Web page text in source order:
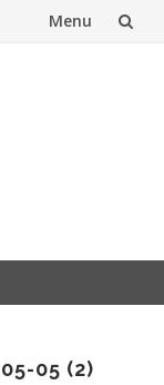
Menu
05 (2)